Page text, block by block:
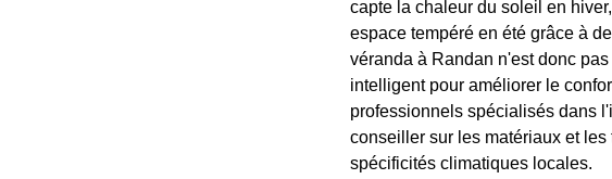
capte la chaleur du soleil en
espace tempéré en été grâce à
véranda à Randan n'est donc
intelligent pour améliorer le
professionnels spécialisés dans
conseiller sur les matériaux et
spécificités climatiques locales.